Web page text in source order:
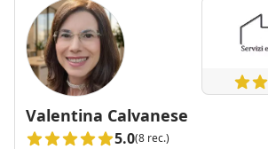
Valentina Calvanese
5.0(8 rec.)